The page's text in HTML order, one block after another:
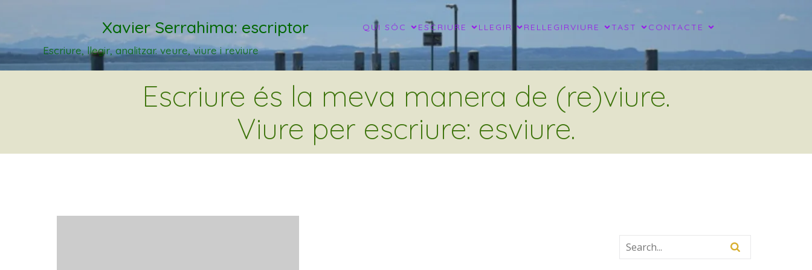
Xavier Serrahima: escriptor QUI SÓC ESCRIURE LLEGIR RELLEGIRVIURE TAST CONTACTE
Escriure, llegir, analitzar. veure, viure i reviure
Escriure és la meva manera de (re)viure.
Viure per escriure: esviure.